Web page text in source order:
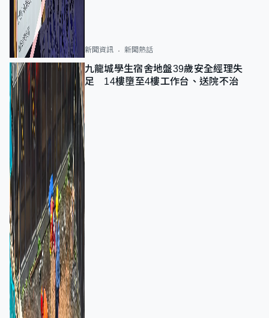
新聞資訊 新聞熱話
九龍城學生宿舍地盤39歲安全經理失
足 14樓墮至4樓工作台、送院不治